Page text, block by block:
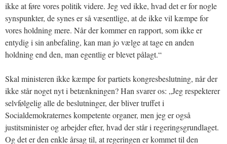
ikke at føre vores politik videre. Jeg ved ikke, hvad det er for nogle
synspunkter, de synes er så væsentlige, at de ikke vil kæmpe for
vores holdning mere. Når der kommer en rapport, som ikke er
entydig i sin anbefaling, kan man jo vælge at tage en anden
holdning end den, man egentlig er blevet pålagt.“
Skal ministeren ikke kæmpe for partiets kongresbeslutning, når der
ikke står noget nyt i betænkningen? Han svarer os: „Jeg respekterer
selvfølgelig alle de beslutninger, der bliver truffet i
Socialdemokraternes kompetente organer, men jeg er også
justitsminister og arbejder efter, hvad der står i regeringsgrundlaget.
Og det er den enkle årsag til, at regeringen er kommet til den